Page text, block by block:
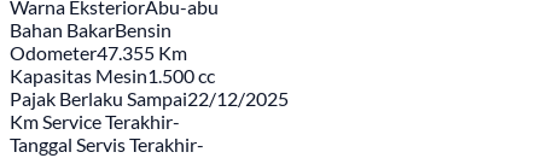
Warna EksteriorAbu-abu
Bahan BakarBensin
Odometer47.355 Km
Kapasitas Mesin1.500 cc
Pajak Berlaku Sampai22/12/2025
Km Service Terakhir-
Tanggal Servis Terakhir-